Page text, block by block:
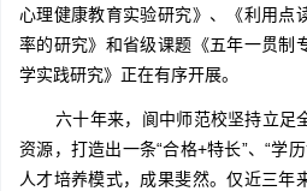
心理健康教育实验研究》、《利用点
率的研究》和省级课题《五年一贯制
学实践研究》正在有序开展。
六十年来，阆中师范校坚持立足
资源，打造出一条“合格+特长”、“学
人才培养模式，成果斐然。仅近三年